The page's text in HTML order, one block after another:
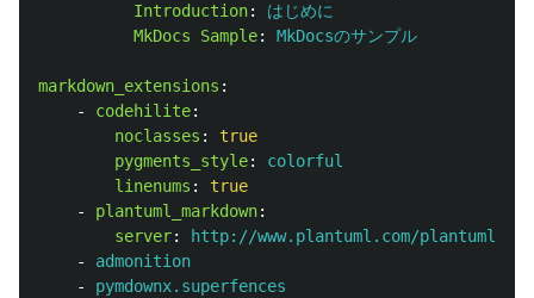
Introduction:
はじめに
MkDocs Sample: MkDocsのサンプル
markdown_extensions :
-
codehilite:
noclasses :
true
pygments_style:
colorful
linenums :
true
-
plantuml_markdown:
server:
http://www.plantuml.com/plantuml
-
admonition
-
pymdownx.superfences